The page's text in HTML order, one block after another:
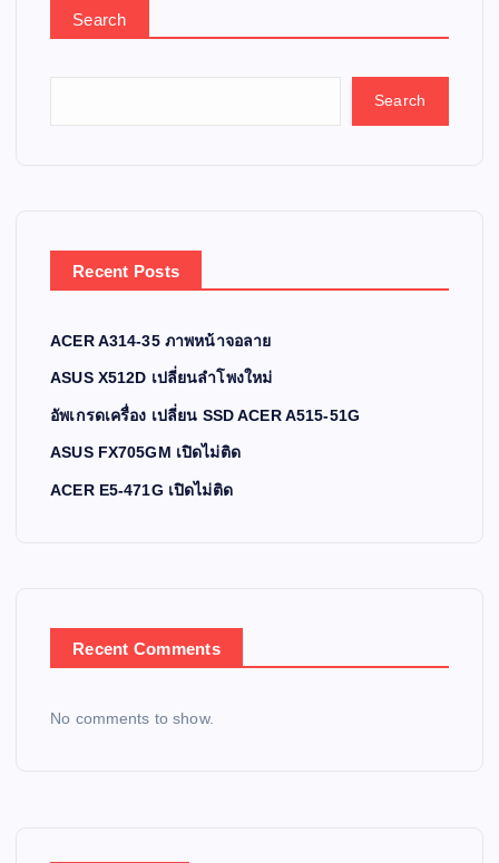
Search
Search
Recent Posts
ACER A314-35 ภาพหน้าจอลาย
ASUS X512D เปลี่ยนลำโพงใหม่
อัพเกรดเครื่อง เปลี่ยน SSD ACER A515-51G
ASUS FX705GM เปิดไม่ติด
ACER E5-471G เปิดไม่ติด
Recent Comments
No comments to show.